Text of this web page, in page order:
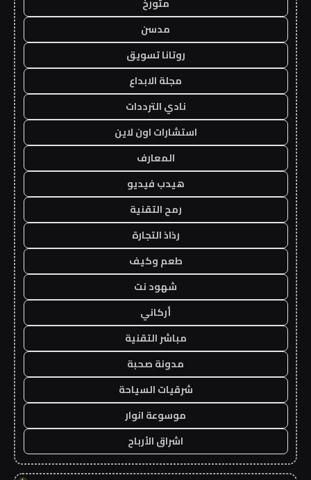
مدسن
روتانا تسويق
مجلة الابداع
نادي الترددات
استشارات اون لاين
المعارف
هيدب فيديو
رمح التقنية
رذاذ التجارة
طعم وكيف
شهود نت
أركاني
مباشر التقنية
مدونة صحبة
شرقيات السياحة
موسوعة انوار
اشراق الأرباح